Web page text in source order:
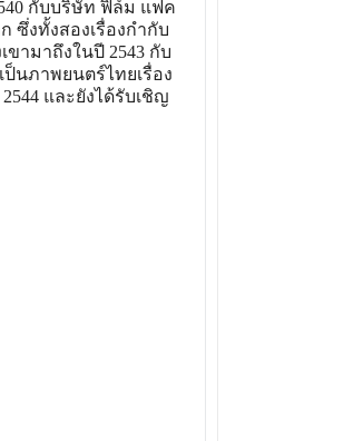
กับบริษัท ฟิล์ม แฟค
ซึ่งทั้งสองเรื่องกำกับ
ามาถึงในปี 2543 กับ
นภาพยนตร์ไทยเรื่อง
และยังได้รับเชิญ